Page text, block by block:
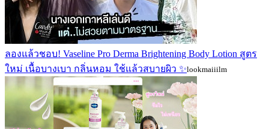
ลองแล้วชอบ! Vaseline Pro Derma Brightening Body Lotion สูตร
ใหม่ เนื้อบางเบา กลิ่นหอม ใช้แล้วสบายผิว ✨lookmaiiilm